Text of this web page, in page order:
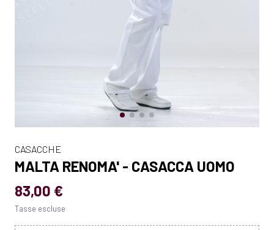
CASACCHE
MALTA RENOMA' - CASACCA UOMO
83,00 €
Tasse escluse